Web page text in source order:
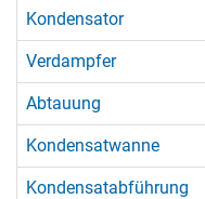
Kondensator
Verdampfer
Abtauung
Kondensatwanne
Kondensatabführung